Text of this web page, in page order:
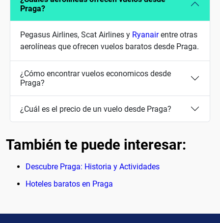
Praga?
Pegasus Airlines, Scat Airlines y Ryanairentre otras
aerolíneas que ofrecen vuelos baratos desde Praga.
¿Cómo encontrar vuelos economicos desde
Praga?
¿Cuál es el precio de un vuelo desde Praga?
También te puede interesar:
Descubre Praga: Historia y Actividades
Hoteles baratos en Praga